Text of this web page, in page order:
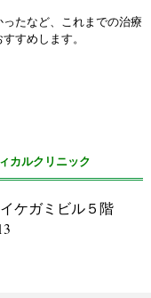
たなど、これまでの治療
すめします。
カルクリニック
ケガミビル５階